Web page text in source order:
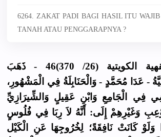
6264. ZAKAT PADI BAGI HASIL ITU
TANAH ATAU PENGGARAPNYA ?
الموسوعة الفقهية الكويتية (26/ 370)46 - ذَهَبَ
- عَدَا مُحَمَّدٍ - وَالْحَنَابِلَةُ فِي الْمَشْهُورِ،
فِي الْجَامِعِ وَابْنِ عَقِيلٍ وَالشِّيرَازِيِّ
وَغَيْرِهِمْ إِلَى: أَنَّهُ لاَ رِبَا فِي فُلُوسٍ
وَلَوْ كَانَتْ نَافِقَةً؛ لِخُرُوجِهَا عَنِ الْكَيْل